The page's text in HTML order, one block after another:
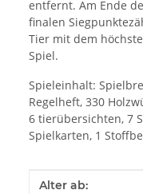
entfernt. Am Ende
finalen
Tier mit dem
Spiel.
Spieleinhalt:
Regelheft, 330
6 tierübersichten, 7
Spielkarten, 1
Produkteigenschaft
Wert
Alter ab: